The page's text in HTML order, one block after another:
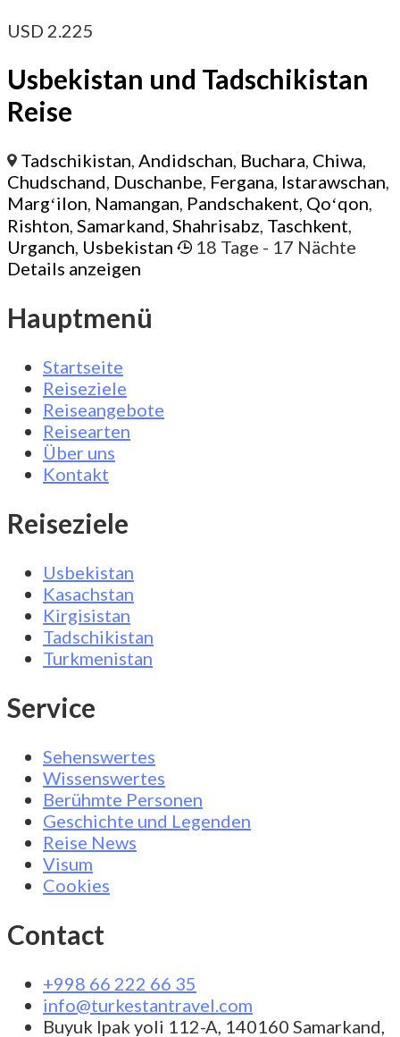
USD 2.225
Usbekistan und Tadschikistan
Reise
Tadschikistan,Andidschan, Buchara, Chiwa,
Chudschand, Duschanbe, Fergana, Istarawschan,
Margʻilon, Namangan, Pandschakent, Qoʻqon,
Rishton, Samarkand, Shahrisabz, Taschkent,
Urganch, Usbekistan 18 Tage - 17 Nächte
Details anzeigen
Hauptmenü
Startseite
Reiseziele
Reiseangebote
Reisearten
Über uns
Kontakt
Reiseziele
Usbekistan
Kasachstan
Kirgisistan
Tadschikistan
Turkmenistan
Service
Sehenswertes
Wissenswertes
Berühmte Personen
Geschichte und Legenden
Reise News
Visum
Cookies
Contact
+998 66 222 66 35
info@turkestantravel.com
Buyuk Ipak yoli 112-A, 140160 Samarkand,